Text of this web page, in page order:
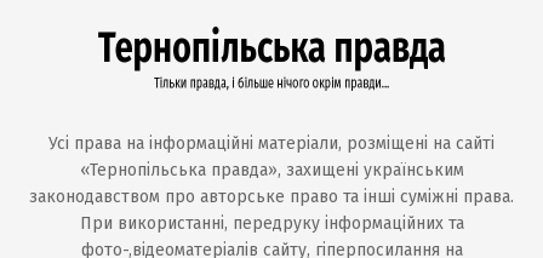
Усі права на інформаційні матеріали, розміщені на сайті
«Тернопільська правда», захищені українським
законодавством про авторське право та інші суміжні права.
При використанні, передруку інформаційних та
фото-,відеоматеріалів сайту, гіперпосилання на